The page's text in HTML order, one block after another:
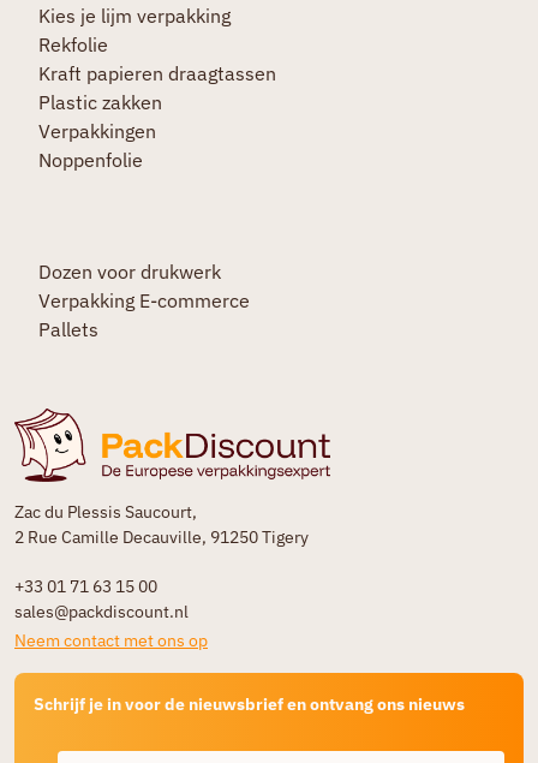
Zac du Plessis Saucourt,
2 Rue Camille Decauville, 91250 Tigery
+33 01 71 63 15 00
sales@packdiscount.nl
Neem contact met ons op
Schrijf je in voor de nieuwsbrief en ontvang ons nieuws
Kies je lijm verpakking
Rekfolie
Kraft papieren draagtassen
Plastic zakken
Verpakkingen
Noppenfolie
Dozen voor drukwerk
Verpakking E-commerce
Pallets